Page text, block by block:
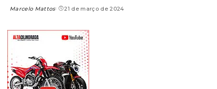
Marcelo Mattos 21 de março de 2024